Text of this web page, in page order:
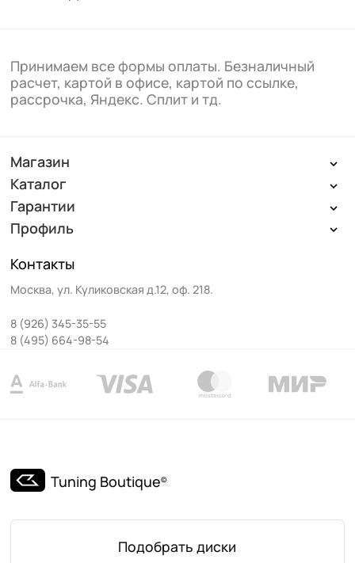
Принимаем все формы оплаты. Безналичный
расчет, картой в офисе, картой по ссылке,
рассрочка, Яндекс. Сплит и тд.
Магазин
Каталог
Гарантии
Профиль
Контакты
Москва, ул. Куликовская д.12, оф. 218.
8 (926) 345-35-55
8 (495) 664-98-54
Tuning Boutique©
Подобрать диски